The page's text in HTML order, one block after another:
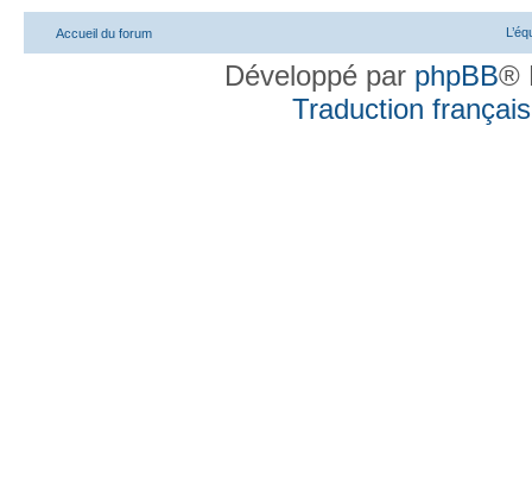
Accueil du forum
Développé par phpBB®
Traduction